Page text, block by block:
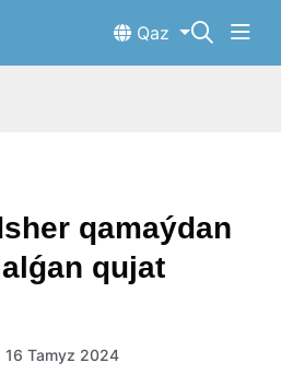
Qaz
qamaýdan
qujat
16 Tamyz 2024